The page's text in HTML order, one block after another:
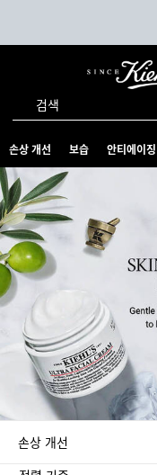
검색
손상 개선 보습 안티에이징
손상 개선